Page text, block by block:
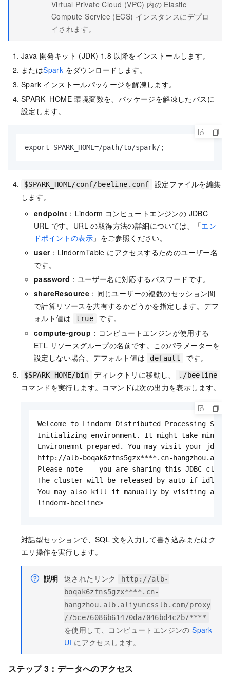
Virtual Private Cloud (VPC) 内の Elastic
Compute Service (ECS) インスタンスにデプロ
イされます。
Java 開発キット (JDK) 1.8 以降をインストールします。
またはSpark をダウンロードします。
Spark インストールパッケージを解凍します。
SPARK_HOME 環境変数を、パッケージを解凍したパスに
設定します。
export SPARK_HOME=/path/to/spark/;
$SPARK_HOME/conf/beeline.conf
設定ファイルを編集
します。
endpoint ：Lindorm コンピュートエンジンの JDBC
URL です。URL の取得方法の詳細については、「エン
ドポイントの表示 」をご参照ください。
user：LindormTable にアクセスするためのユーザー名
です。
password ：ユーザー名に対応するパスワードです。
shareResource ：同じユーザーの複数のセッション間
で計算リソースを共有するかどうかを指定します。デフ
ォルト値は
true
です。
compute-group ：コンピュートエンジンが使用する
ETL リソースグループの名前です。このパラメーターを
設定しない場合、デフォルト値は
default です。
$SPARK_HOME/bin ディレクトリに移動し、 ./beeline
コマンドを実行します。コマンドは次の出力を表示します。
Welcome to Lindorm Distributed Processing
Initializing environment. It might take
Environemnt prepared. You may visit your
http://alb-boqak6zfns5gzx****.cn-
Please note -- you are sharing this JDBC
The cluster will be released by auto if idle
You may also kill it manually by visiting
lindorm-beeline>
対話型セッションで、SQL 文を入力して書き込みまたはク
エリ操作を実行します。
説明 返されたリンク
http://alb-
boqak6zfns5gzx****.cn-
hangzhou.alb.aliyuncsslb.com/proxy
/75ce76086b61470da7046bd4c2b7****
を使用して、コンピュートエンジンのSpark
UI にアクセスします。
ステップ 3：データへのアクセス